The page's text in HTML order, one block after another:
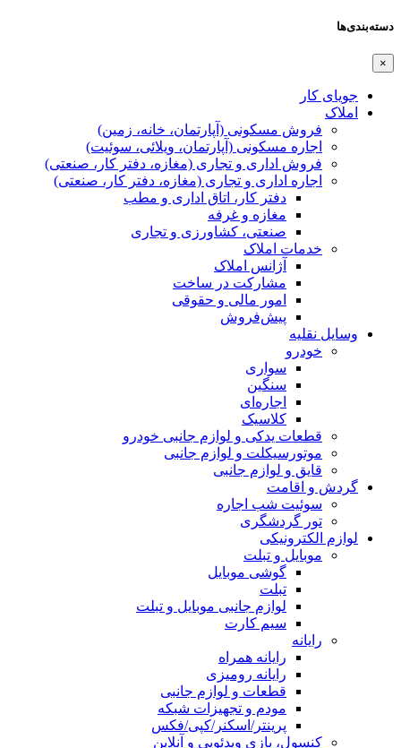
دسته‌بندی‌ها
×
جویای کار
املاک
فروش مسکونی (آپارتمان، خانه، زمین)
اجاره مسکونی (آپارتمان، ویلائی، سوئیت)
فروش اداری و تجاری (مغازه، دفتر کار، صنعتی)
اجاره اداری و تجاری (مغازه، دفتر کار، صنعتی)
دفتر کار، اتاق اداری و مطب
مغازه و غرفه
صنعتی،‌ کشاورزی و تجاری
خدمات املاک
آژانس املاک
مشارکت در ساخت
امور مالی و حقوقی
پیش‌فروش
وسایل نقلیه
خودرو
سواری
سنگین
اجاره‌ای
کلاسیک
قطعات یدکی و لوازم جانبی خودرو
موتورسیکلت و لوازم جانبی
قایق و لوازم جانبی
گردش و اقامت
سوئیت شب اجاره
تور گردشگری
لوازم الکترونیکی
موبایل و تبلت
گوشی موبایل
تبلت
لوازم جانبی موبایل و تبلت
سیم کارت
رایانه
رایانه همراه
رایانه رومیزی
قطعات و لوازم جانبی
مودم و تجهیزات شبکه
پرینتر/اسکنر/کپی/فکس
کنسول، بازی‌ ویدئویی و آنلاین